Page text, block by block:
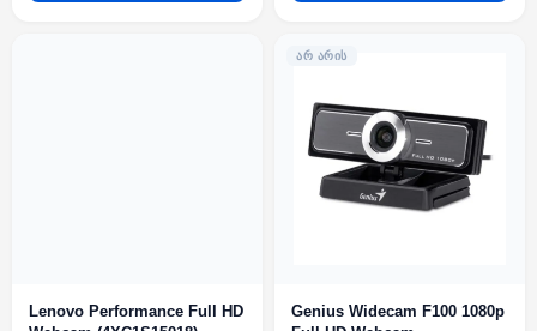
Lenovo Performance Full HD
ᲐᲠ ᲐᲠᲘᲡ
Genius Widecam F100 1080p